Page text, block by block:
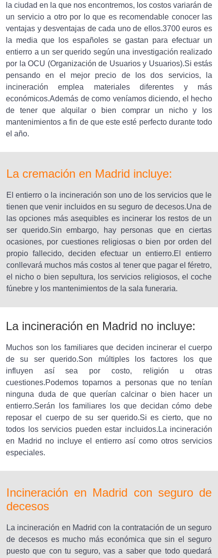
la ciudad en la que nos encontremos, los costos variarán de
un servicio a otro por lo que es recomendable conocer las
ventajas y desventajas de cada uno de ellos.3700 euros es
la media que los españoles se gastan para efectuar un
entierro a un ser querido según una investigación realizado
por la OCU (Organización de Usuarios y Usuarios).Si estás
pensando en el mejor precio de los dos servicios, la
incineración emplea materiales diferentes y más
económicos.Además de como veníamos diciendo, el hecho
de tener que alquilar o bien comprar un nicho y los
mantenimientos a fin de que este esté perfecto durante todo
el año.
La cremación en Madrid incluye:
El entierro o la incineración son uno de los servicios que le
tienen que venir incluidos en su seguro de decesos.Una de
las opciones más asequibles es incinerar los restos de un
ser querido.Sin embargo, hay personas que en ciertas
ocasiones, por cuestiones religiosas o bien por orden del
propio fallecido, deciden efectuar un entierro.El entierro
conllevará muchos más costos al tener que pagar el féretro,
el nicho o bien sepultura, los servicios religiosos, el coche
fúnebre y los mantenimientos de la sala funeraria.
La incineración en Madrid no incluye:
Muchos son los familiares que deciden incinerar el cuerpo
de su ser querido.Son múltiples los factores los que
influyen así sea por costo, religión u otras
cuestiones.Podemos toparnos a personas que no tenían
ninguna duda de que querían calcinar o bien hacer un
entierro.Serán los familiares los que decidan cómo debe
reposar el cuerpo de su ser querido.Si es cierto, que no
todos los servicios pueden estar incluidos.La incineración
en Madrid no incluye el entierro así como otros servicios
especiales.
Incineración en Madrid con seguro de
decesos
La incineración en Madrid con la contratación de un seguro
de decesos es mucho más económica que sin el seguro
puesto que con tu seguro, vas a saber que todo quedará